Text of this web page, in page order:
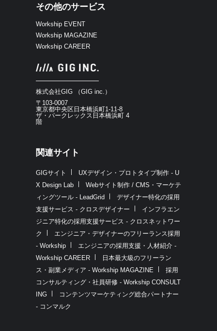
その他のサービス
Workship EVENT
Workship MAGAZINE
Workship CAREER
株式会社GIG （GIG inc.）
〒103-0007
東京都中央区日本橋浜町1-11-8
ザ・パークレックス日本橋浜町 4
階
関連サイト
GIGサイト
UXデザイン・プロトタイプ制作 - U
X Design Lab
Webサイト制作 / CMS・マーケテ
ィングツール - LeadGrid
デザイナー特化の採用
支援サービス - クロスデザイナー
インフラエン
ジニア特化の採用支援サービス - クロスネットワー
ク
エンジニア・デザイナーのフリーランス採用
- Workship
エンジニアの採用支援・人材紹介 -
Workship CAREER
日本最大級のフリーラン
ス・副業メディア - Workship MAGAZINE
採用
コンサルティング・社員研修 - Workship CONSULT
ING
コンテンツマーケティング総合パートナー
- コンマルク